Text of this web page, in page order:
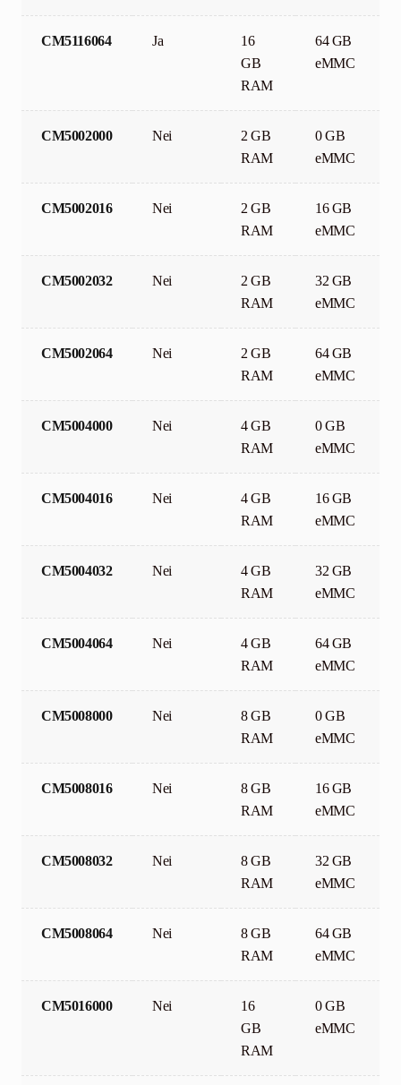
CM5116064 Ja
16
GB
RAM
64 GB
eMMC
CM5002000 Nei
2 GB
RAM
0 GB
eMMC
CM5002016 Nei
2 GB
RAM
16 GB
eMMC
CM5002032 Nei
2 GB
RAM
32 GB
eMMC
CM5002064 Nei
2 GB
RAM
64 GB
eMMC
CM5004000 Nei
4 GB
RAM
0 GB
eMMC
CM5004016 Nei
4 GB
RAM
16 GB
eMMC
CM5004032 Nei
4 GB
RAM
32 GB
eMMC
CM5004064 Nei
4 GB
RAM
64 GB
eMMC
CM5008000 Nei
8 GB
RAM
0 GB
eMMC
CM5008016 Nei
8 GB
RAM
16 GB
eMMC
CM5008032 Nei
8 GB
RAM
32 GB
eMMC
CM5008064 Nei
8 GB
RAM
64 GB
eMMC
CM5016000 Nei
16
GB
RAM
0 GB
eMMC